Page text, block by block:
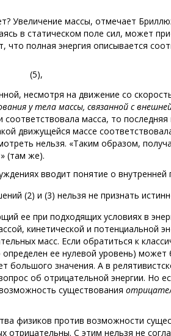
Увеличение массы, отмечает
в статическом поле сил, может
что полная энергия описывается
несмотря на движение со
у тела массы, связанной с
соответствовала масса, то
движущейся массе
нельзя. «Таким образом,
(там же).
вводит понятие о
(2) и (3) нельзя не признать
ее при подходящих условиях в
кинетической и потенциальной
масс. Если обратиться к
определен ее нулевой уровень)
большого значения. А в
об отрицательной энергии. Но
существования
физиков против возможности
отрицательны. С этим нельзя не